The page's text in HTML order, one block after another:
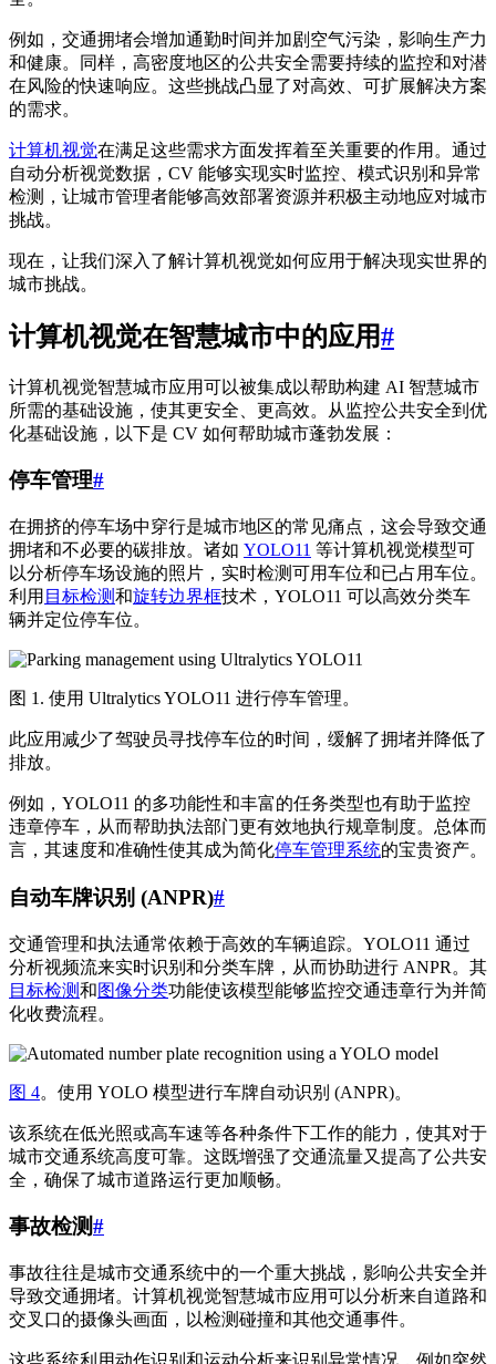
例如，交通拥堵会增加通勤时间并加剧空气污染，影响生产力
和健康。同样，高密度地区的公共安全需要持续的监控和对潜
在风险的快速响应。这些挑战凸显了对高效、可扩展解决方案
的需求。
计算机视觉在满足这些需求方面发挥着至关重要的作用。通过
自动分析视觉数据，CV 能够实现实时监控、模式识别和异常
检测，让城市管理者能够高效部署资源并积极主动地应对城市
挑战。
现在，让我们深入了解计算机视觉如何应用于解决现实世界的
城市挑战。
计算机视觉在智慧城市中的应用#
计算机视觉智慧城市应用可以被集成以帮助构建 AI 智慧城市
所需的基础设施，使其更安全、更高效。从监控公共安全到优
化基础设施，以下是 CV 如何帮助城市蓬勃发展：
停车管理#
在拥挤的停车场中穿行是城市地区的常见痛点，这会导致交通
拥堵和不必要的碳排放。诸如 YOLO11 等计算机视觉模型可
以分析停车场设施的照片，实时检测可用车位和已占用车位。
利用 目标检测和旋转边界框技术，YOLO11 可以高效分类车
辆并定位停车位。
图 1. 使用 Ultralytics YOLO11 进行停车管理。
此应用减少了驾驶员寻找停车位的时间，缓解了拥堵并降低了
排放。
例如，YOLO11 的多功能性和丰富的任务类型也有助于监控
违章停车，从而帮助执法部门更有效地执行规章制度。总体而
言，其速度和准确性使其成为简化停车管理系统的宝贵资产。
自动车牌识别 (ANPR)#
交通管理和执法通常依赖于高效的车辆追踪。YOLO11 通过
分析视频流来实时识别和分类车牌，从而协助进行 ANPR。其
目标检测和图像分类功能使该模型能够监控交通违章行为并简
化收费流程。
图 4。使用 YOLO 模型进行车牌自动识别 (ANPR)。
该系统在低光照或高车速等各种条件下工作的能力，使其对于
城市交通系统高度可靠。这既增强了交通流量又提高了公共安
全，确保了城市道路运行更加顺畅。
事故检测#
事故往往是城市交通系统中的一个重大挑战，影响公共安全并
导致交通拥堵。计算机视觉智慧城市应用可以分析来自道路和
交叉口的摄像头画面，以检测碰撞和其他交通事件。
这些系统利用动作识别和运动分析来识别异常情况，例如突然